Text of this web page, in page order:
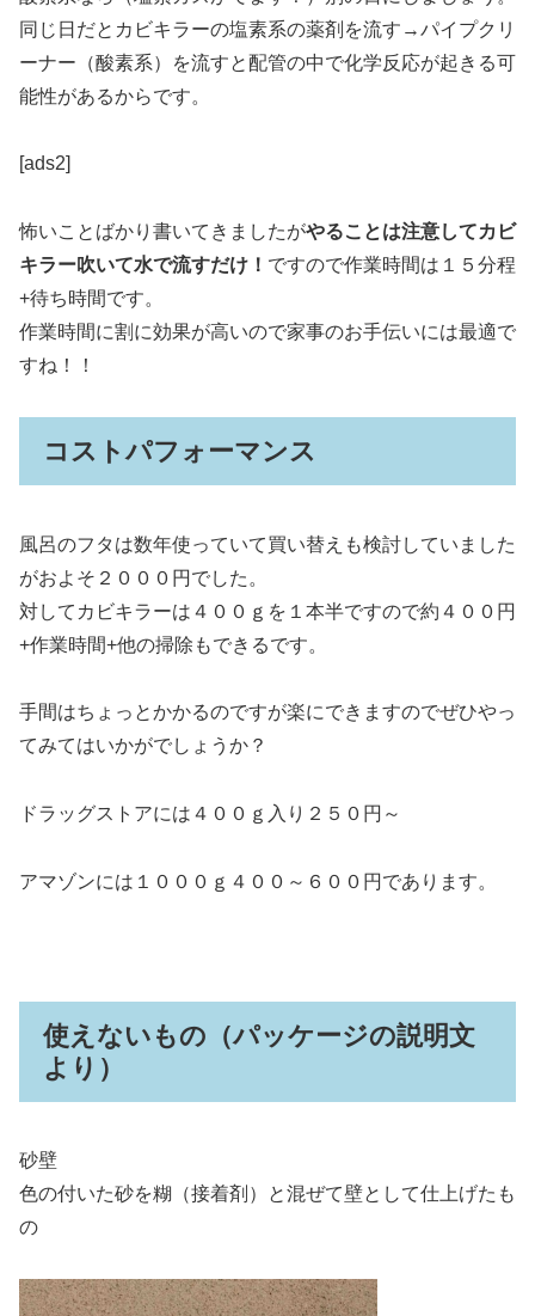
同じ日だとカビキラーの塩素系の薬剤を流す→パイプクリ
ーナー（酸素系）を流すと配管の中で化学反応が起きる可
能性があるからです。
[ads2]
怖いことばかり書いてきましたがやることは注意してカビ
キラー吹いて水で流すだけ！ ですので作業時間は１５分程
+待ち時間です。
作業時間に割に効果が高いので家事のお手伝いには最適で
すね！！
コストパフォーマンス
風呂のフタは数年使っていて買い替えも検討していました
がおよそ２０００円でした。
対してカビキラーは４００ｇを１本半ですので約４００円
+作業時間+他の掃除もできるです。
手間はちょっとかかるのですが楽にできますのでぜひやっ
てみてはいかがでしょうか？
ドラッグストアには４００ｇ入り２５０円～
アマゾンには１０００ｇ４００～６００円であります。
使えないもの（パッケージの説明文
より）
砂壁
色の付いた砂を糊（接着剤）と混ぜて壁として仕上げたも
の